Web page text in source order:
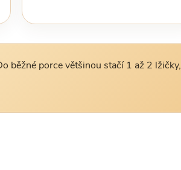
běžné porce většinou stačí 1 až 2 lžičky,